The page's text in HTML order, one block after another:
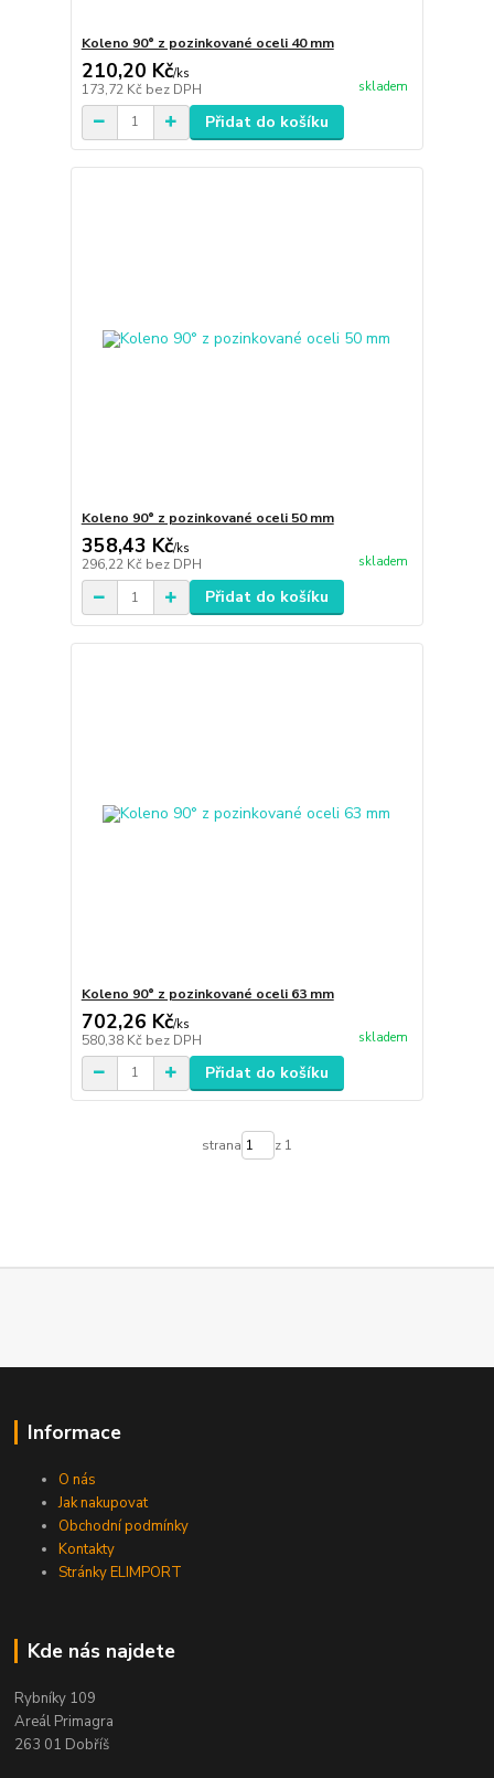
Koleno 90° z pozinkované oceli 40 mm
210,20 Kč/ks
173,72 Kč bez DPH skladem
Přidat do košíku
Koleno 90° z pozinkované oceli 50 mm
358,43 Kč/ks
296,22 Kč bez DPH skladem
Přidat do košíku
Koleno 90° z pozinkované oceli 63 mm
702,26 Kč/ks
580,38 Kč bez DPH skladem
Přidat do košíku
strana z 1
Informace
O nás
Jak nakupovat
Obchodní podmínky
Kontakty
Stránky ELIMPORT
Kde nás najdete
Rybníky 109
Areál Primagra
263 01 Dobříš